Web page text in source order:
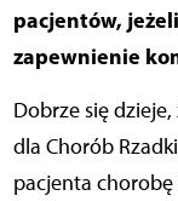
pacjentów,
zapewnienie
Dobrze się
dla Chorób
pacjenta